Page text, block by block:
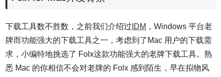
下载工具数不胜数，之前我们介绍过 IDM ，Windows 平台老
牌而功能强大的下载工具之一，考虑到了 Mac 用户的下载需
求，小编特地挑选了 Folx这款功能强大的老牌下载工具。熟
悉 Mac 的你相信不会对老牌的 Folx 感到陌生，早在拟物风